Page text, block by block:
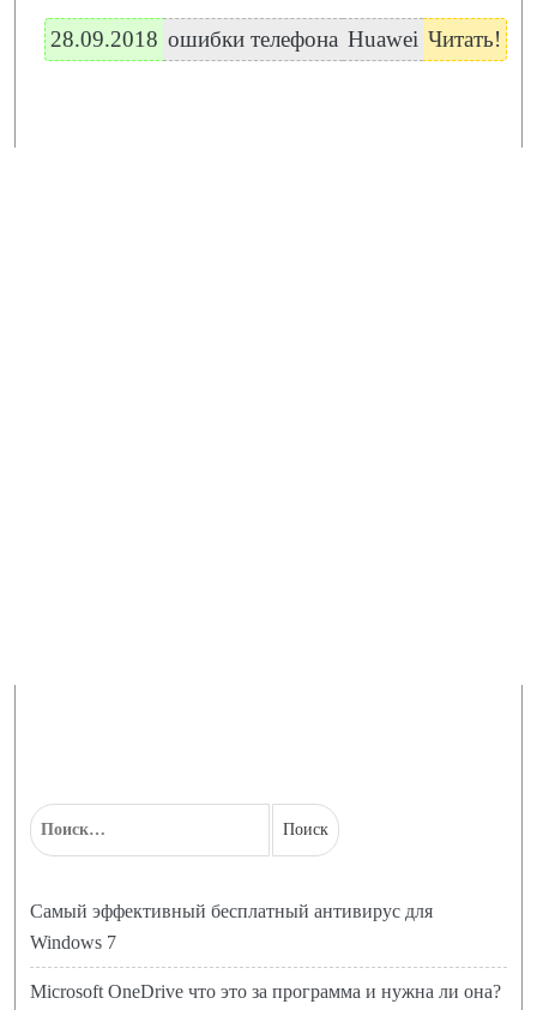
Читать!
Huawei
ошибки телефона
28.09.2018
Самый эффективный бесплатный антивирус для
Windows 7
Microsoft OneDrive что это за программа и нужна ли она?